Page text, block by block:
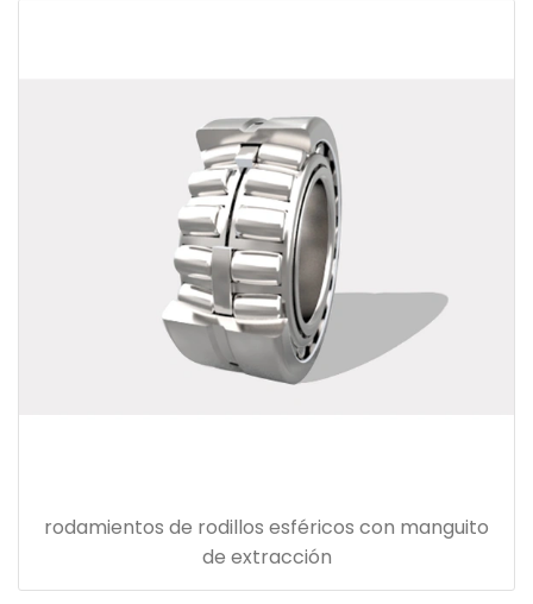
rodamientos de rodillos esféricos con manguito
de extracción